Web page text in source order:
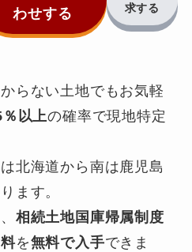
わせする
求する
らない土地でもお気軽
以上の確率で現地特定
北海道から南は鹿児島
ます。
相続土地国庫帰属制度
を無料で入手できま